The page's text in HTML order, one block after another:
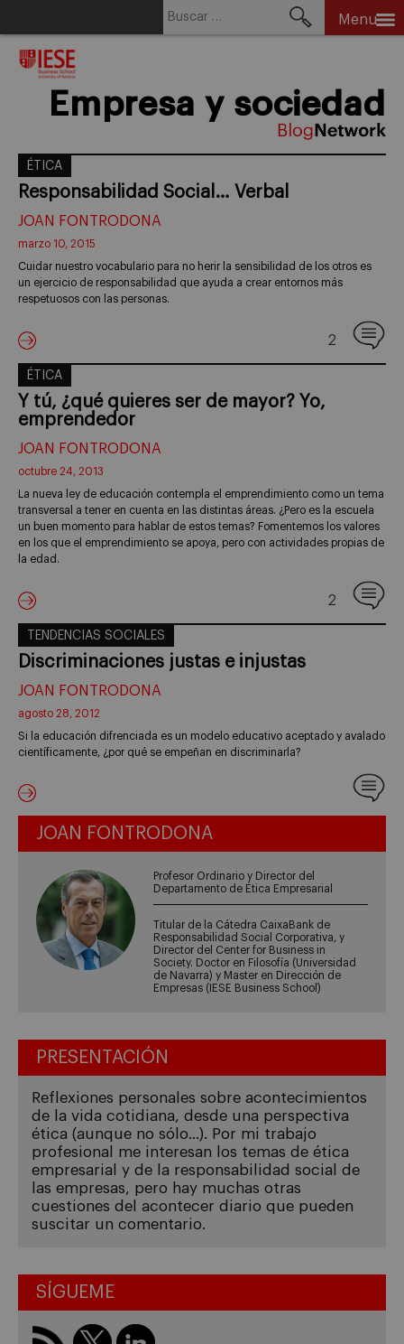
Menu
Empresa y sociedad
ÉTICA
Responsabilidad Social… Verbal
JOAN FONTRODONA
marzo 10, 2015
Cuidar nuestro vocabulario para no herir la sensibilidad de los otros es
un ejercicio de responsabilidad que ayuda a crear entornos más
respetuosos con las personas.
2
ÉTICA
Y tú, ¿qué quieres ser de mayor? Yo,
emprendedor
JOAN FONTRODONA
octubre 24, 2013
La nueva ley de educación contempla el emprendimiento como un tema
transversal a tener en cuenta en las distintas áreas. ¿Pero es la escuela
un buen momento para hablar de estos temas? Fomentemos los valores
en los que el emprendimiento se apoya, pero con actividades propias de
la edad.
2
TENDENCIAS SOCIALES
Discriminaciones justas e injustas
JOAN FONTRODONA
agosto 28, 2012
Si la educación difrenciada es un modelo educativo aceptado y avalado
científicamente, ¿por qué se empeñan en discriminarla?
JOAN FONTRODONA
Profesor Ordinario y Director del
Departamento de Ética Empresarial
Titular de la Cátedra CaixaBank de
Responsabilidad Social Corporativa, y
Director del Center for Business in
Society. Doctor en Filosofía (Universidad
de Navarra) y Master en Dirección de
Empresas (IESE Business School)
PRESENTACIÓN
Reflexiones personales sobre acontecimientos
de la vida cotidiana, desde una perspectiva
ética (aunque no sólo...). Por mi trabajo
profesional me interesan los temas de ética
empresarial y de la responsabilidad social de
las empresas, pero hay muchas otras
cuestiones del acontecer diario que pueden
suscitar un comentario.
SÍGUEME